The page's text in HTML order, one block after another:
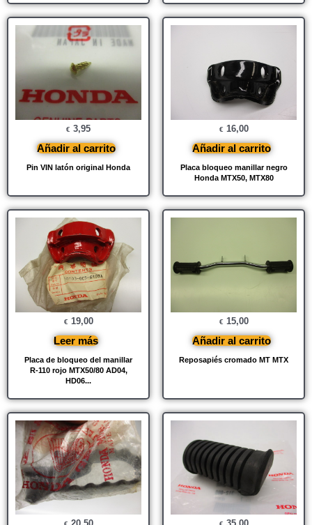
Pin VIN latón original Honda
€ 3,95
Añadir al carrito
Placa bloqueo manillar negro
Honda MTX50, MTX80
€ 16,00
Añadir al carrito
Placa de bloqueo del manillar
R-110 rojo MTX50/80 AD04,
HD06...
€ 19,00
Leer más
Reposapiés cromado MT MTX
€ 15,00
Añadir al carrito